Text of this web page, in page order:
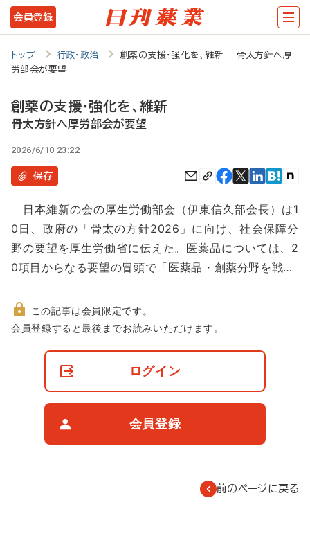
メ
イ
ン
テ
ツ
に
動
会員登録
トップ 行政・政治
創薬の支援・強化を、維新 骨太方針へ厚
労部会が要望
創薬の支援・強化を、維新
骨太方針へ厚労部会が要望
2026/6/10 23:22
保存
日本維新の会の厚生労働部会（伊東信久部会長）は1
0日、政府の「骨太の方針2026」に向け、社会保障分
野の要望を厚生労働省に伝えた。医薬品については、2
0項目からなる要望の冒頭で「医薬品・創薬分野を戦…
非
この記事は会員限定です。
会員登録すると最後までお読みいただけます。
ログイン
会員登録
前のページに戻る